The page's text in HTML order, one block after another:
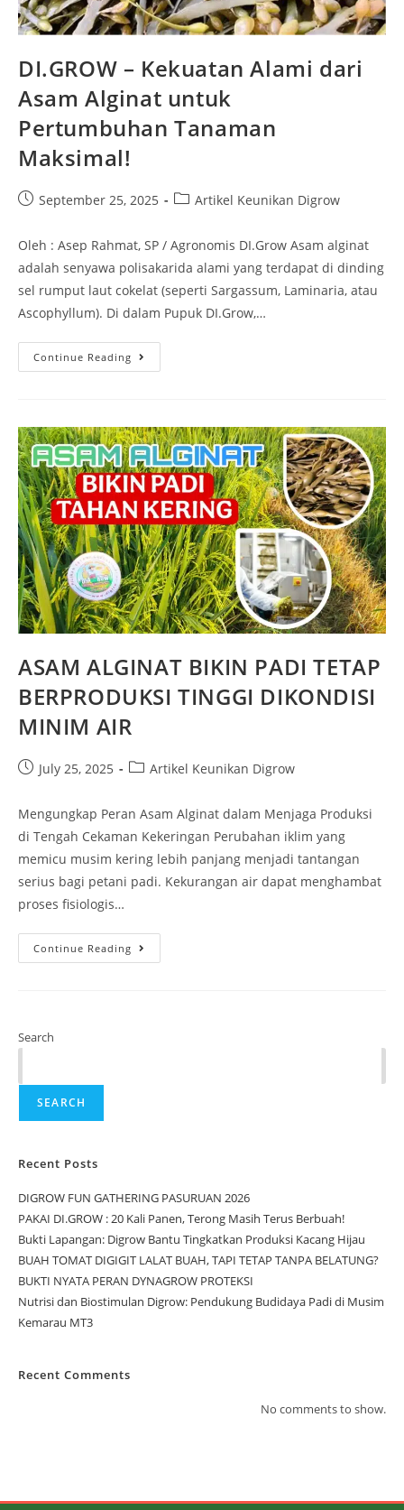
DI.GROW – Kekuatan Alami dari
Asam Alginat untuk
Pertumbuhan Tanaman
Maksimal!
September 25, 2025 Artikel Keunikan Digrow
Oleh : Asep Rahmat, SP / Agronomis DI.Grow Asam alginat
adalah senyawa polisakarida alami yang terdapat di dinding
sel rumput laut cokelat (seperti Sargassum, Laminaria, atau
Ascophyllum). Di dalam Pupuk DI.Grow,…
Continue Reading
ASAM ALGINAT BIKIN PADI TETAP
BERPRODUKSI TINGGI DIKONDISI
MINIM AIR
July 25, 2025 Artikel Keunikan Digrow
Mengungkap Peran Asam Alginat dalam Menjaga Produksi
di Tengah Cekaman Kekeringan Perubahan iklim yang
memicu musim kering lebih panjang menjadi tantangan
serius bagi petani padi. Kekurangan air dapat menghambat
proses fisiologis…
Continue Reading
Search
SEARCH
Recent Posts
DIGROW FUN GATHERING PASURUAN 2026
PAKAI DI.GROW : 20 Kali Panen, Terong Masih Terus Berbuah!
Bukti Lapangan: Digrow Bantu Tingkatkan Produksi Kacang Hijau
BUAH TOMAT DIGIGIT LALAT BUAH, TAPI TETAP TANPA BELATUNG?
BUKTI NYATA PERAN DYNAGROW PROTEKSI
Nutrisi dan Biostimulan Digrow: Pendukung Budidaya Padi di Musim
Kemarau MT3
Recent Comments
No comments to show.